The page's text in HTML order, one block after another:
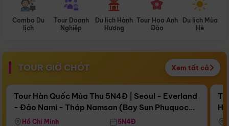
Combo Du
lịch
Tour Doanh
Nghiệp
Du lịch Hành
Hương
Tour Hoa Anh
Đào
Du lịch Mùa
Hè
TOUR GIỜ CHÓT Xem tất cả
Còn16 ngày 20:00:59
Bay Sun Phuquoc Airways
Điểm nổi bật
Tour Hàn Quốc Mùa Thu 5N4Đ | Seoul - Everland
- Đảo Nami - Tháp Namsan (Bay Sun Phuquoc
Airways)
Hồ Chí Minh 5N4Đ